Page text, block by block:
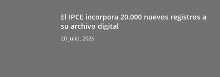
El IPCE incorpora 20.000 nuevos registros a
su archivo digital
20 julio, 2026